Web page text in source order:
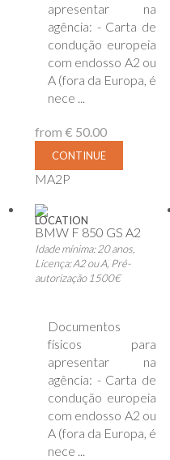
apresentar na
agência: - Carta de
condução europeia
com endosso A2 ou
A (fora da Europa, é
nece ...
from € 50.00
CONTINUE
MA2P
LOCATION
BMW F 850 GS A2
Idade mínima: 20 anos,
Licença: A2 ou A, Pré-
autorização 1500€
Documentos
físicos para
apresentar na
agência: - Carta de
condução europeia
com endosso A2 ou
A (fora da Europa, é
nece ...